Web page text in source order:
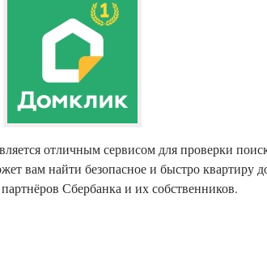
отличным сервисом для проверки
вам найти безопасное и быстро квартиру
Сбербанка и их собственников.